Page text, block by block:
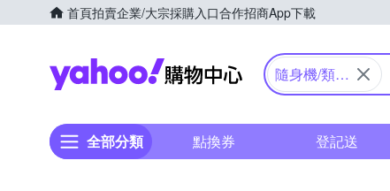
首頁拍賣企業/大宗採購入口合作招商App下載
Yahoo購物中心
隨身機/類單
全部分類 點換券 登記送